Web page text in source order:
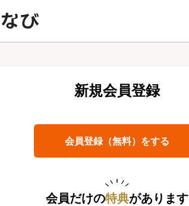
新規会員登録
会員登録（無料）をする
会員だけの特典があります